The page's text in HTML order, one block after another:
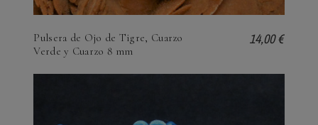
Pulsera de Ojo de Tigre, Cuarzo
Verde y Cuarzo 8 mm
14,00 €